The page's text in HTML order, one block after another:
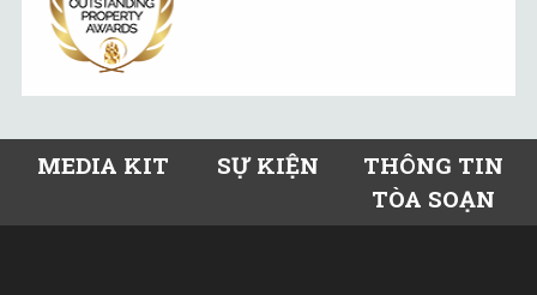
MEDIA KIT SỰ KIỆN
THÔNG TIN
TÒA SOẠN